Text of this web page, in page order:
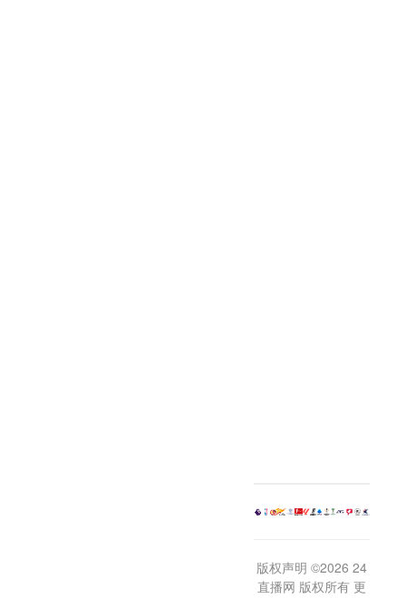
版权声明 ©2026 24
直播网 版权所有 更